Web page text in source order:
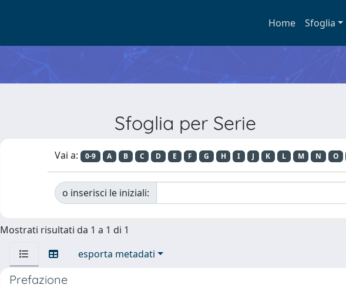
Home Sfoglia
Sfoglia per Serie
Vai a: 0-9 A B C D E F G H I J K L M N O
o inserisci le iniziali:
Mostrati risultati da 1 a 1 di 1
esporta metadati
Prefazione